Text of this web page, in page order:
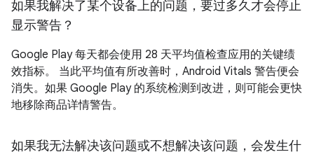
如果我解决了某个设备上的问题，要过多久才会停止
显示警告？
Google Play 每天都会使用 28 天平均值检查应用的关键绩
效指标。 当此平均值有所改善时，Android Vitals 警告便会
消失。如果 Google Play 的系统检测到改进，则可能会更快
地移除商品详情警告。
如果我无法解决该问题或不想解决该问题，会发生什